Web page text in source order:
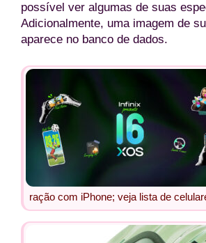
possível ver algumas de suas
Adicionalmente, uma imagem de
aparece no banco de dados.
ração com iPhone; veja lista de